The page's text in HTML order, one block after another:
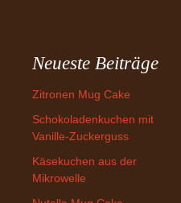
Neueste Beiträge
Zitronen Mug Cake
Schokoladenkuchen mit
Vanille-Zuckerguss
Käsekuchen aus der
Mikrowelle